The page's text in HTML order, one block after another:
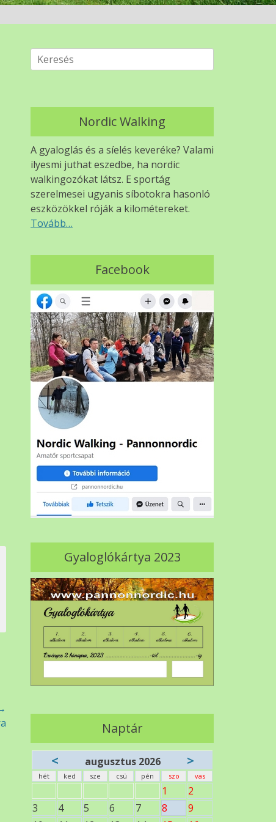
Search
for:
Nordic Walking
A gyaloglás és a síelés keveréke? Valami
ilyesmi juthat eszedbe, ha nordic
walkingozókat látsz. E sportág
szerelmesei ugyanis síbotokra hasonló
eszközökkel róják a kilométereket.
Tovább…
Facebook
Gyaloglókártya 2023
Naptár
< augusztus 2026 >
hét ked sze csü pén szo vas
1
2
3
4 5 6 7 8
9